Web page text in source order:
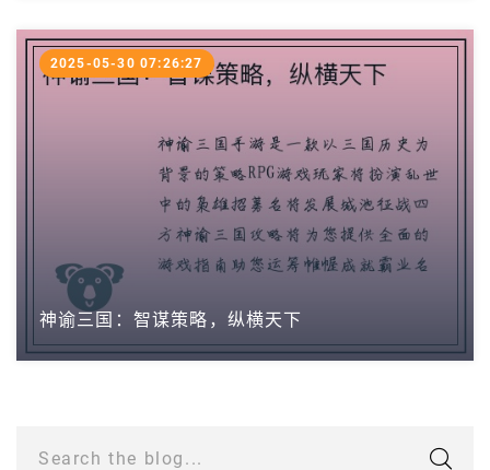
神谕三国：智谋策略，纵横天下
2025-05-30 07:26:27
Search the blog...